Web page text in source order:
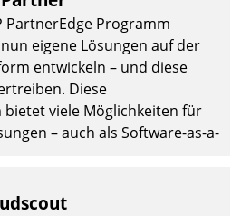
neuen Software ist es nicht
erfordert von Unternehmen
überprüfen, zu hinterfragen
PartnerEdge Programm
eigene Lösungen auf der
entwickeln – und diese
Diese
viele Möglichkeiten für
– auch als Software-as-a-